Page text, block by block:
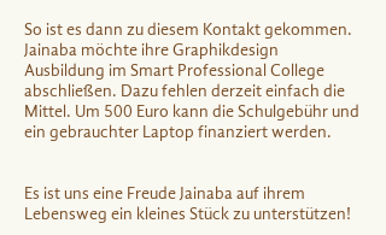
So ist es dann zu diesem Kontakt gekommen.
Jainaba möchte ihre Graphikdesign
Ausbildung im Smart Professional College
abschließen. Dazu fehlen derzeit einfach die
Mittel. Um 500 Euro kann die Schulgebühr und
ein gebrauchter Laptop finanziert werden.
Es ist uns eine Freude Jainaba auf ihrem
Lebensweg ein kleines Stück zu unterstützen!